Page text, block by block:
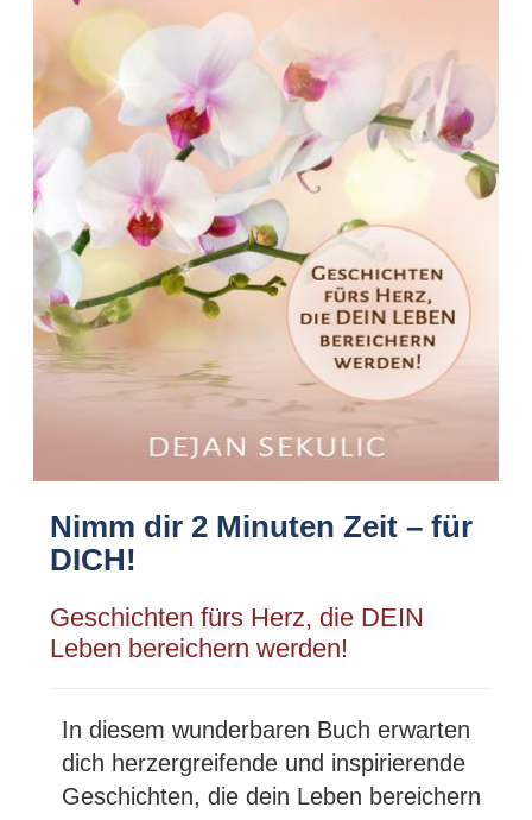
Nimm dir 2 Minuten Zeit – für
DICH!
Geschichten fürs Herz, die DEIN
Leben bereichern werden!
In diesem wunderbaren Buch erwarten
dich herzergreifende und inspirierende
Geschichten, die dein Leben bereichern